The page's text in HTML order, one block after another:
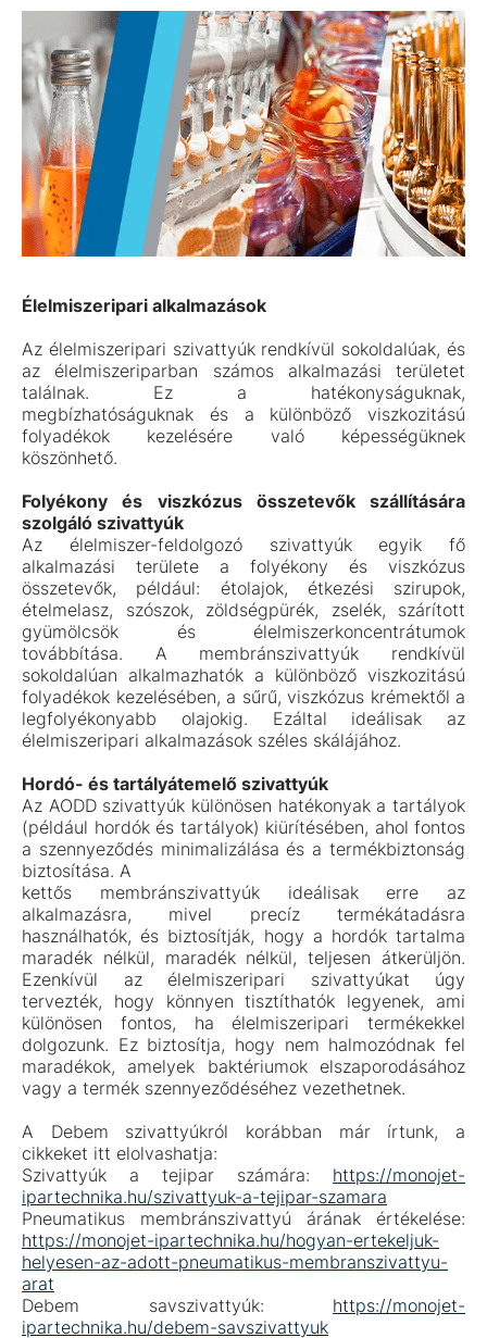
Élelmiszeripari alkalmazások
Az élelmiszeripari szivattyúk rendkívül sokoldalúak, és
az élelmiszeriparban számos alkalmazási területet
találnak. Ez a hatékonyságuknak,
megbízhatóságuknak és a különböző viszkozitású
folyadékok kezelésére való képességüknek
köszönhető.
Folyékony és viszkózus összetevők szállítására
szolgáló szivattyúk
Az élelmiszer-feldolgozó szivattyúk egyik fő
alkalmazási területe a folyékony és viszkózus
összetevők, például: étolajok, étkezési szirupok,
ételmelasz, szószok, zöldségpürék, zselék, szárított
gyümölcsök és élelmiszerkoncentrátumok
továbbítása. A membránszivattyúk rendkívül
sokoldalúan alkalmazhatók a különböző viszkozitású
folyadékok kezelésében, a sűrű, viszkózus krémektől a
legfolyékonyabb olajokig. Ezáltal ideálisak az
élelmiszeripari alkalmazások széles skálájához.
Hordó- és tartályátemelő szivattyúk
Az AODD szivattyúk különösen hatékonyak a tartályok
(például hordók és tartályok) kiürítésében, ahol fontos
a szennyeződés minimalizálása és a termékbiztonság
biztosítása. A
kettős membránszivattyúk ideálisak erre az
alkalmazásra, mivel precíz termékátadásra
használhatók, és biztosítják, hogy a hordók tartalma
maradék nélkül, maradék nélkül, teljesen átkerüljön.
Ezenkívül az élelmiszeripari szivattyúkat úgy
tervezték, hogy könnyen tisztíthatók legyenek, ami
különösen fontos, ha élelmiszeripari termékekkel
dolgozunk. Ez biztosítja, hogy nem halmozódnak fel
maradékok, amelyek baktériumok elszaporodásához
vagy a termék szennyeződéséhez vezethetnek.
A Debem szivattyúkról korábban már írtunk, a
cikkeket itt elolvashatja:
Szivattyúk a tejipar számára: https://monojet-
ipartechnika.hu/szivattyuk-a-tejipar-szamara
Pneumatikus membránszivattyú árának értékelése:
https://monojet-ipartechnika.hu/hogyan-ertekeljuk-
helyesen-az-adott-pneumatikus-membranszivattyu-
arat
Debem savszivattyúk: https://monojet-
ipartechnika.hu/debem-savszivattyuk